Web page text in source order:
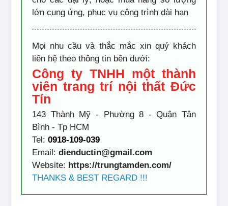
lớn cung ứng, phục vụ công trình dài hạn
Mọi nhu cầu và thắc mắc xin quý khách
liên hệ theo thông tin bên dưới:
Công ty TNHH một thành
viên trang trí nội thất Đức
Tín
143 Thành Mỹ - Phường 8 - Quận Tân
Bình - Tp HCM
Tel:0918-109-039
Email:dienductin@gmail.com
Website: https://trungtamden.com/
THANKS & BEST REGARD !!!